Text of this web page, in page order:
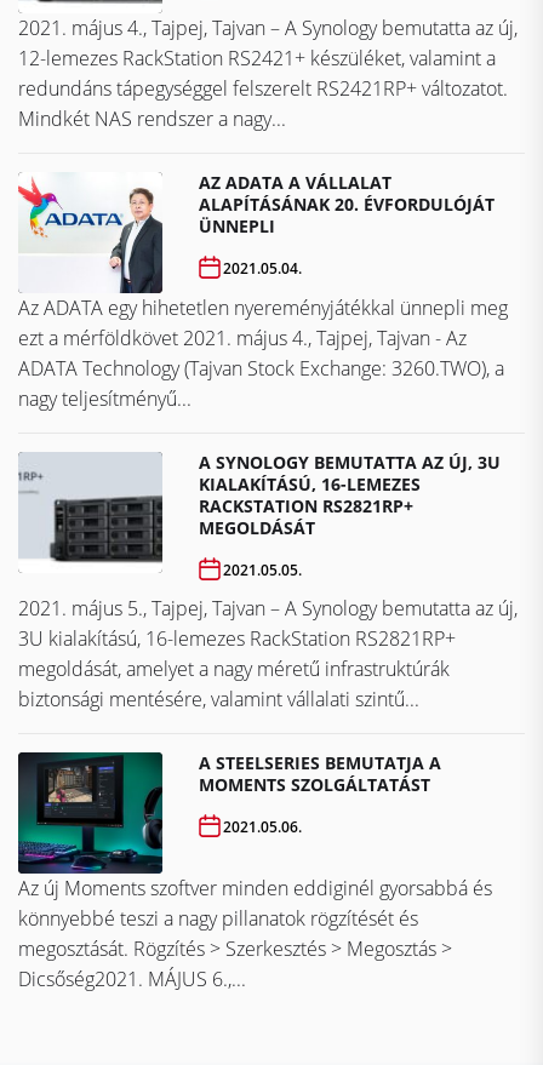
2021. május 4., Tajpej, Tajvan – A Synology bemutatta az új,
12-lemezes RackStation RS2421+ készüléket, valamint a
redundáns tápegységgel felszerelt RS2421RP+ változatot.
Mindkét NAS rendszer a nagy...
AZ ADATA A VÁLLALAT
ALAPÍTÁSÁNAK 20. ÉVFORDULÓJÁT
ÜNNEPLI
2021.05.04.
Az ADATA egy hihetetlen nyereményjátékkal ünnepli meg
ezt a mérföldkövet ​​​​​​​2021. május 4., Tajpej, Tajvan - Az
ADATA Technology (Tajvan Stock Exchange: 3260.TWO), a
nagy teljesítményű...
A SYNOLOGY BEMUTATTA AZ ÚJ, 3U
KIALAKÍTÁSÚ, 16-LEMEZES
RACKSTATION RS2821RP+
MEGOLDÁSÁT
2021.05.05.
2021. május 5., Tajpej, Tajvan – A Synology bemutatta az új,
3U kialakítású, 16-lemezes RackStation RS2821RP+
megoldását, amelyet a nagy méretű infrastruktúrák
biztonsági mentésére, valamint vállalati szintű...
A STEELSERIES BEMUTATJA A
MOMENTS SZOLGÁLTATÁST
2021.05.06.
Az új Moments szoftver minden eddiginél gyorsabbá és
könnyebbé teszi a nagy pillanatok rögzítését és
megosztását. Rögzítés > Szerkesztés > Megosztás >
Dicsőség2021. MÁJUS 6.,...